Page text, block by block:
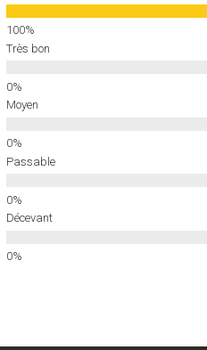
Très bon
Moyen
Passable
Décevant